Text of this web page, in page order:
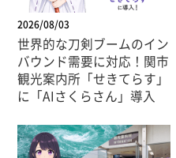
2026/08/03
世界的な刀剣ブームのイン
バウンド需要に対応！関市
観光案内所「せきてらす」
に「AIさくらさん」導入